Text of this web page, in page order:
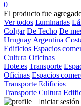
0
El producto fue
Ver todos Luminarias
Colgar De Techo De
Uruguay Argentina
Edificios Espacios
Cultura Oficinas
Hoteles Transporte
Oficinas Espacios
Transporte Edificios
Transporte Cultura
Iniciar sesión